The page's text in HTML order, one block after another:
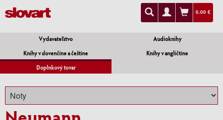
0.00 €
Vydavateľstvo
Audioknihy
Knihy v slovenčine a češtine
Knihy v angličtine
Doplnkový tovar